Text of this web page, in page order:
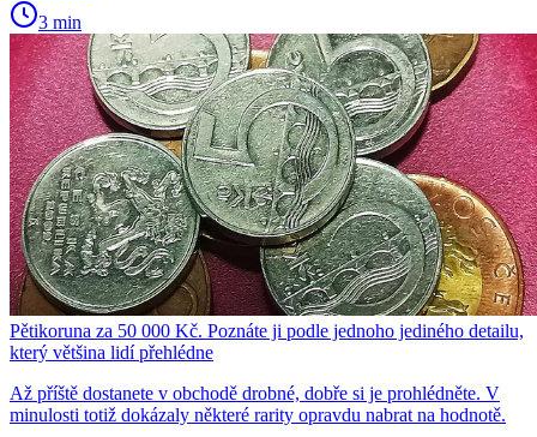
3 min
Pětikoruna za 50 000 Kč. Poznáte ji podle jednoho jediného detailu,
který většina lidí přehlédne
Až příště dostanete v obchodě drobné, dobře si je prohlédněte. V
minulosti totiž dokázaly některé rarity opravdu nabrat na hodnotě.